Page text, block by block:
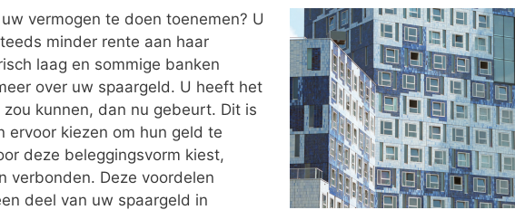
vermogen te doen toenemen? U
minder rente aan haar
laag en sommige banken
over uw spaargeld. U heeft het
kunnen, dan nu gebeurt. Dit is
ervoor kiezen om hun geld te
deze beleggingsvorm kiest,
verbonden. Deze voordelen
deel van uw spaargeld in